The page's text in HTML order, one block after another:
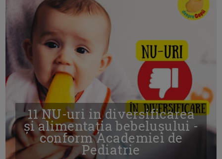
11 NU-uri in diversificarea
și alimentația bebelușului -
conform Academiei de
Pediatrie